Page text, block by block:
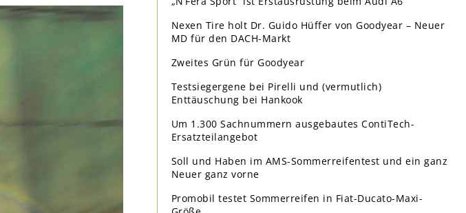
Nexen Tire holt Dr. Guido Hüffer von Goodyear – Neuer
MD für den DACH-Markt
Zweites Grün für Goodyear
Testsiegergene bei Pirelli und (vermutlich)
Enttäuschung bei Hankook
Um 1.300 Sachnummern ausgebautes ContiTech-
Ersatzteilangebot
Soll und Haben im AMS-Sommerreifentest und ein ganz
Neuer ganz vorne
Promobil testet Sommerreifen in Fiat-Ducato-Maxi-